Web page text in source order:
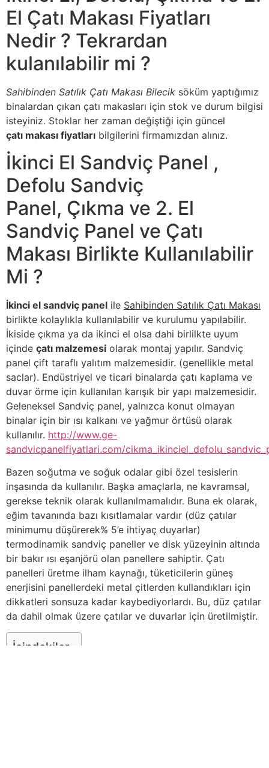
El Çatı Makası Fiyatları
Nedir ? Tekrardan
kulanılabilir mi ?
Sahibinden Satılık Çatı Makası Bilecik söküm yaptığımız
binalardan çıkan çatı makasları için stok ve durum bilgisi
isteyiniz. Stoklar her zaman değiştiği için güncel
çatı makası fiyatları bilgilerini firmamızdan alınız.
İkinci El Sandviç Panel ,
Defolu Sandviç
Panel, Çıkma ve 2. El
Sandviç Panel ve Çatı
Makası Birlikte Kullanılabilir
Mi ?
İkinci el sandviç panel ile Sahibinden Satılık Çatı Makası
birlikte kolaylıkla kullanılabilir ve kurulumu yapılabilir.
İkiside çıkma ya da ikinci el olsa dahi birlilkte uyum
içinde çatı malzemesi olarak montaj yapılır. Sandviç
panel çift taraflı yalıtım malzemesidir. (genellikle metal
saclar). Endüstriyel ve ticari binalarda çatı kaplama ve
duvar örme için kullanılan karışık bir yapı malzemesidir.
Geleneksel Sandviç panel, yalnızca konut olmayan
binalar için bir ısı kalkanı ve yağmur örtüsü olarak
kullanılır. http://www.ge-
sandvicpanelfiyatlari.com/
Bazen soğutma ve soğuk odalar gibi özel tesislerin
inşasında da kullanılır. Başka amaçlarla, ne kavramsal,
gerekse teknik olarak kullanılmamalıdır. Buna ek olarak,
eğim tavanında bazı kısıtlamalar vardır (düz çatılar
minimumu düşürerek% 5’e ihtiyaç duyarlar)
termodinamik sandviç paneller ve disk yüzeyinin altında
bir bakır ısı eşanjörü olan panellere sahiptir. Çatı
panelleri üretme ilham kaynağı, tüketicilerin güneş
enerjisini panellerdeki metal çitlerden kullandıkları için
dikkatleri sonsuza kadar kaybediyorlardı. Bu, düz çatılar
da dahil olmak üzere çatılar ve duvarlar için üretilmiştir.
İçindekiler